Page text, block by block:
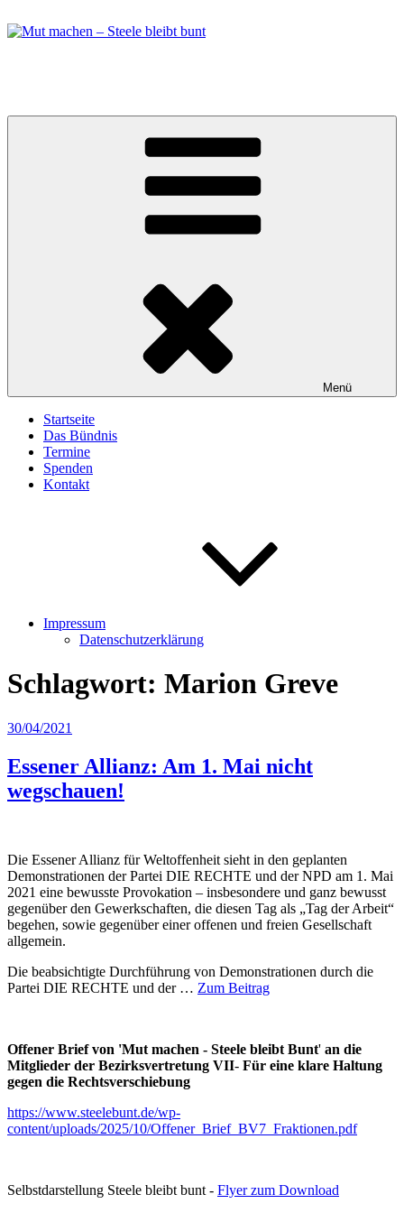
Inhalt
Menü
Startseite
Das Bündnis
Termine
Spenden
Kontakt
Impressum
Datenschutzerklärung
Schlagwort: Marion Greve
Veröffentlicht
30/04/2021
Essener Allianz: Am 1. Mai nicht
wegschauen!
Die Essener Allianz für Weltoffenheit sieht in den geplanten
Demonstrationen der Partei DIE RECHTE und der NPD am 1. Mai
2021 eine bewusste Provokation – insbesondere und ganz bewusst
gegenüber den Gewerkschaften, die diesen Tag als „Tag der Arbeit“
begehen, sowie gegenüber einer offenen und freien Gesellschaft
allgemein.
Die beabsichtigte Durchführung von Demonstrationen durch die
Partei DIE RECHTE und der … Zum Beitrag
Offener Brief von 'Mut machen - Steele bleibt Bunt' an die
Mitglieder der Bezirksvertretung VII- Für eine klare Haltung
gegen die Rechtsverschiebung
https://www.steelebunt.de/wp-
content/uploads/2025/10/Offener_Brief_BV7_Fraktionen.pdf
Selbstdarstellung Steele bleibt bunt - Flyer zum Download